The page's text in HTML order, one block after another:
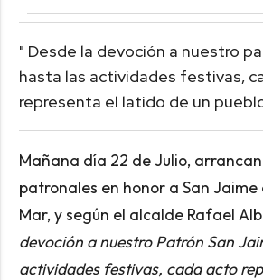
" Desde la devoción a nuestro
hasta las actividades festivas,
representa el latido de un
Mañana día 22 de Julio,
patronales en honor a San Jaime
Mar, y según el alcalde Rafael
devoción a nuestro Patrón San
actividades festivas, cada acto